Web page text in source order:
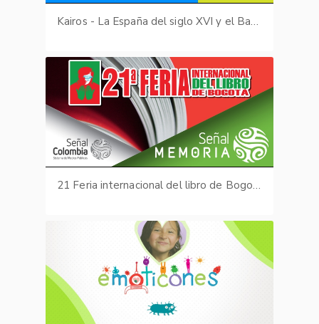
Kairos - La España del siglo XVI y el Barroco
21 Feria internacional del libro de Bogotá - Señal Memoria